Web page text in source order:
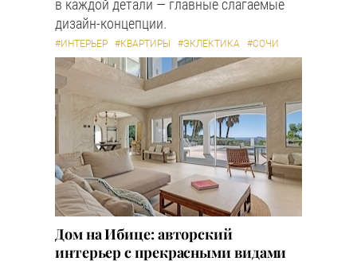
в каждой детали — главные слагаемые
дизайн-концепции.
#ИНТЕРЬЕР #КВАРТИРЫ #ЭКЛЕКТИКА #СОЧИ
Дом на Ибице: авторский
интерьер с прекрасными видами